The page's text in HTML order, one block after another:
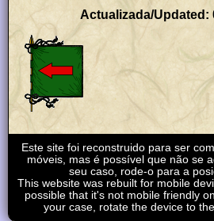
Actualizada/Updated:
Este site foi reconstruido para ser
móveis, mas é possível que não se
seu caso, rode-o para a
This website was rebuilt for mobile
possible that it's not mobile friendly
your case, rotate the device to